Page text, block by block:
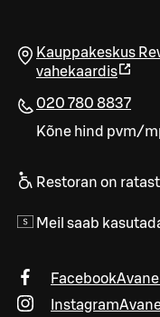
Kauppakeskus
vahekaardis
020 780 8837
Kõne hind pvm/
Restoran on
Meil saab
Facebook
Instagram